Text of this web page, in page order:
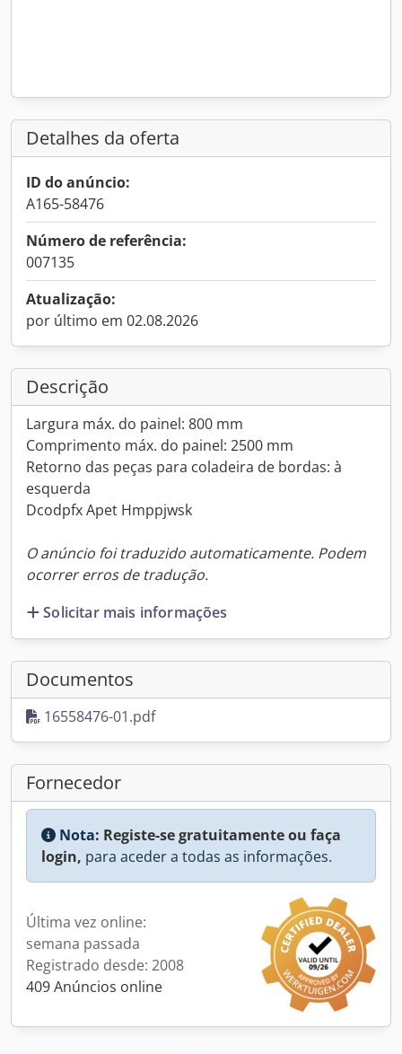
Detalhes da oferta
ID do anúncio:
A165-58476
Número de referência:
007135
Atualização:
por último em 02.08.2026
Descrição
Largura máx. do painel: 800 mm
Comprimento máx. do painel: 2500 mm
Retorno das peças para coladeira de bordas: à
esquerda
Dcodpfx Apet Hmppjwsk
O anúncio foi traduzido automaticamente. Podem
ocorrer erros de tradução.
Solicitar mais informações
Documentos
16558476-01.pdf
Fornecedor
Nota: Registe-se gratuitamente ou faça
login, para aceder a todas as informações.
Última vez online:
semana passada
Registrado desde: 2008
409 Anúncios online